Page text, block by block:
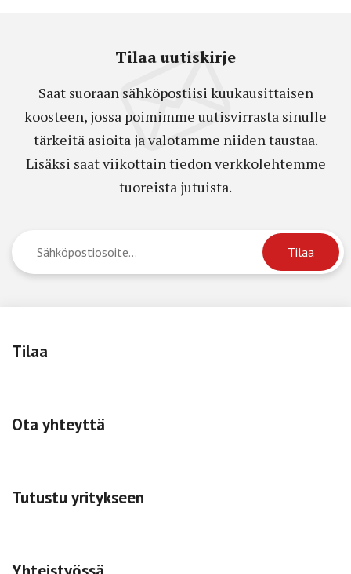
Tilaa uutiskirje
Saat suoraan sähköpostiisi kuukausittaisen
koosteen, jossa poimimme uutisvirrasta sinulle
tärkeitä asioita ja valotamme niiden taustaa.
Lisäksi saat viikottain tiedon verkkolehtemme
tuoreista jutuista.
Tilaa
Ota yhteyttä
Tutustu yritykseen